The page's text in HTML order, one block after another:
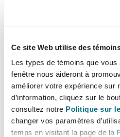
Ce site Web utilise des
Les types de témoins que
fenêtre nous aideront à
améliorer votre expérience sur
d’information, cliquez sur le
consultez notre Politique sur
changer vos paramètres
temps en visitant la page de la
Francisco
2 New Bailey
5
Legal professionals
Due to the road
the region, our team has
dealing with catastrophic